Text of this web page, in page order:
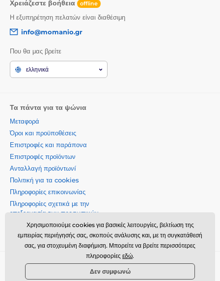
Χρειάζεστε βοήθεια offline
Η εξυπηρέτηση πελατών είναι διαθέσιμη
info@momanio.gr
Που θα μας βρείτε
ελληνικά
Τα πάντα για τα ψώνια
Μεταφορά
Όροι και προϋποθέσεις
Επιστροφές και παράπονα
Επιστροφές προϊόντων
Ανταλλαγή προϊόντωνí
Πολιτική για τα cookies
Πληροφορίες επικοινωνίας
Πληροφορίες σχετικά με την
επεξεργασία των προσωπικών
δεδομένων
Σχετικά με την εταιρεία μας
Momanio s.r.o., Okružní 361/14, 74718, Píšť, Czech republic,
VAT: CZ09604707, info@momanio.gr
Χρησιμοποιούμε cookies για βασικές λειτουργίες, βελτίωση της
εμπειρίας περιήγησής σας, σκοπούς ανάλυσης και, με τη συγκατάθεσή
σας, για στοχευμένη διαφήμιση. Μπορείτε να βρείτε περισσότερες
πληροφορίες εδώ.
Δεν συμφωνώ